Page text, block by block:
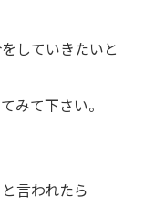
していきたいと
みて下さい。
と言われたら